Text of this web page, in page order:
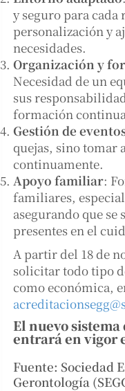
y seguro para
personalización y
necesidades.
Organización y
Necesidad de un
sus
formación
Gestión de
quejas, sino tomar
continuamente.
Apoyo familiar:
familiares,
asegurando que
presentes en el
A partir del 18 de
solicitar todo tipo
como económica,
El nuevo
entrará en vigor
Fuente: Sociedad
Gerontología